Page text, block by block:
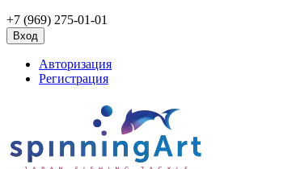
+7 (969) 275-01-01
Вход
Авторизация
Регистрация